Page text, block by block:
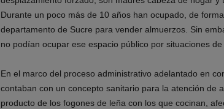
Durante un poco más de 10 años han ocupado, de
departamento de Sucre para vender almuerzos. Sin
no podían ocupar ese espacio público por situaciones
En el marco del proceso administrativo adelantado en
contaban con un concepto sanitario para la atención de
producto de los fogones de leña con los que cocinan,